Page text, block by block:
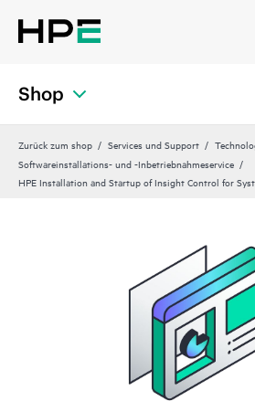
Shop
Zurück zum shop Services und Support
Softwareinstallations- und -Inbetriebnahmeservice
HPE Installation and Startup of Insight Control for